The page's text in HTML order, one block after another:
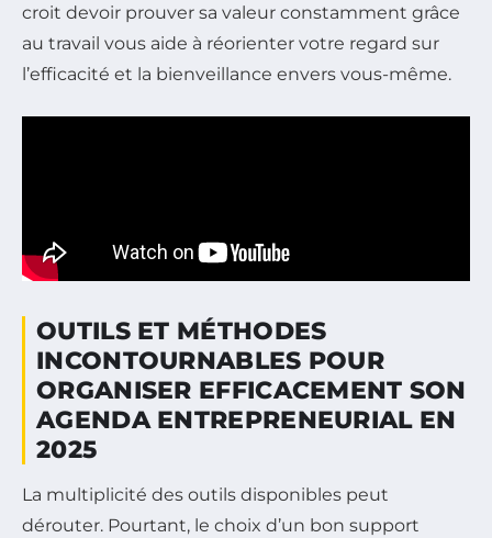
croit devoir prouver sa valeur constamment grâce
au travail vous aide à réorienter votre regard sur
l’efficacité et la bienveillance envers vous-même.
OUTILS ET MÉTHODES
INCONTOURNABLES POUR
ORGANISER EFFICACEMENT SON
AGENDA ENTREPRENEURIAL EN
2025
La multiplicité des outils disponibles peut
dérouter. Pourtant, le choix d’un bon support